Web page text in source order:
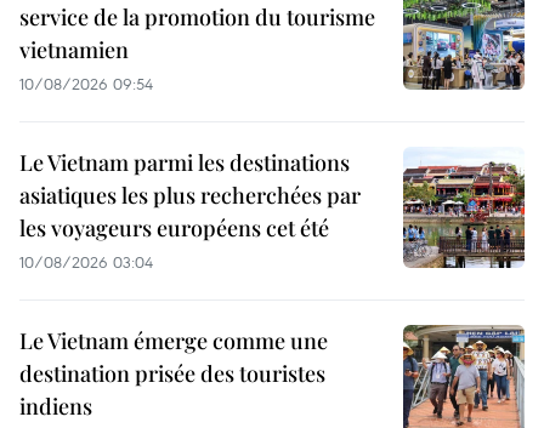
service de la promotion du tourisme
vietnamien
10/08/2026 09:54
Le Vietnam parmi les destinations
asiatiques les plus recherchées par
les voyageurs européens cet été
10/08/2026 03:04
Le Vietnam émerge comme une
destination prisée des touristes
indiens